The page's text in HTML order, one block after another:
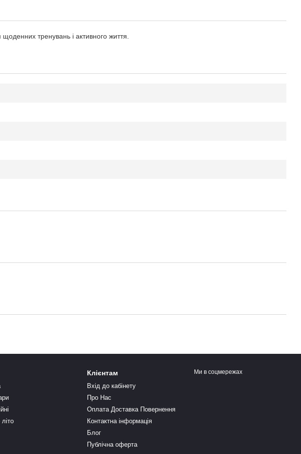
тренувань і активного життя.
літо
Клієнтам
Вхід до кабінету
Про Нас
Оплата Доставка Повернення
Контактна інформація
Блог
Публічна оферта
Ми в соцмережах